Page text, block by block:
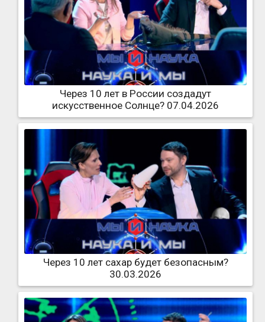
Через 10 лет в России создадут
искусственное Солнце? 07.04.2026
Через 10 лет сахар будет безопасным?
30.03.2026